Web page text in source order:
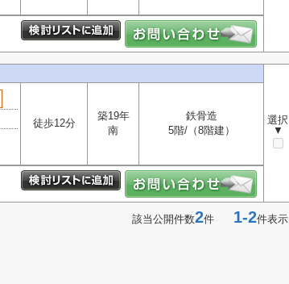
選択
▼
徒歩12分
築19年
南
鉄骨造
5階/（8階建）
該当公開件数2件 1-2件表示